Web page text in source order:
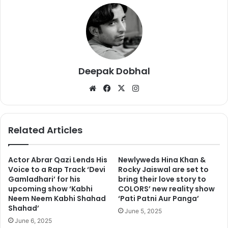
Take a look at the Day Sixteen
#AvengersEndgame
versions)
pic.twitter.com/V7oexX2BXQ
— Box Office India
(@boxofficeindia) May 12, 2019
इसी आधार पर अनुमान लगाया जा रहा है कि ‘एवेंजर्स एंडगेम’ ने छुट्टी वाले दिन
Deepak Dobhal
We
te
Fa
bo
X
ra
Related Articles
Actor Abrar Qazi Lends His
Voice to a Rap Track ‘Devi
Gamladhari’ for his
upcoming show ‘Kabhi
Neem Neem Kabhi Shahad
Shahad’
June 6, 2025
Newlyweds Hina Khan &
Rocky Jaiswal are set to
bring their love story to
COLORS’ new reality show
‘Pati Patni Aur Panga’
June 5, 2025